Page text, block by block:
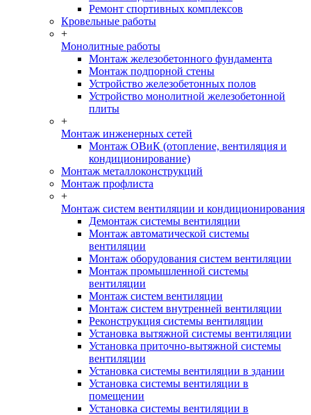
Ремонт спортивных комплексов
Кровельные работы
+
Монолитные работы
Монтаж железобетонного фундамента
Монтаж подпорной стены
Устройство железобетонных полов
Устройство монолитной железобетонной
плиты
+
Монтаж инженерных сетей
Монтаж ОВиК (отопление, вентиляция и
кондиционирование)
Монтаж металлоконструкций
Монтаж профлиста
+
Монтаж систем вентиляции и кондиционирования
Демонтаж системы вентиляции
Монтаж автоматической системы
вентиляции
Монтаж оборудования систем вентиляции
Монтаж промышленной системы
вентиляции
Монтаж систем вентиляции
Монтаж систем внутренней вентиляции
Реконструкция системы вентиляции
Установка вытяжной системы вентиляции
Установка приточно-вытяжной системы
вентиляции
Установка системы вентиляции в здании
Установка системы вентиляции в
помещении
Установка системы вентиляции в